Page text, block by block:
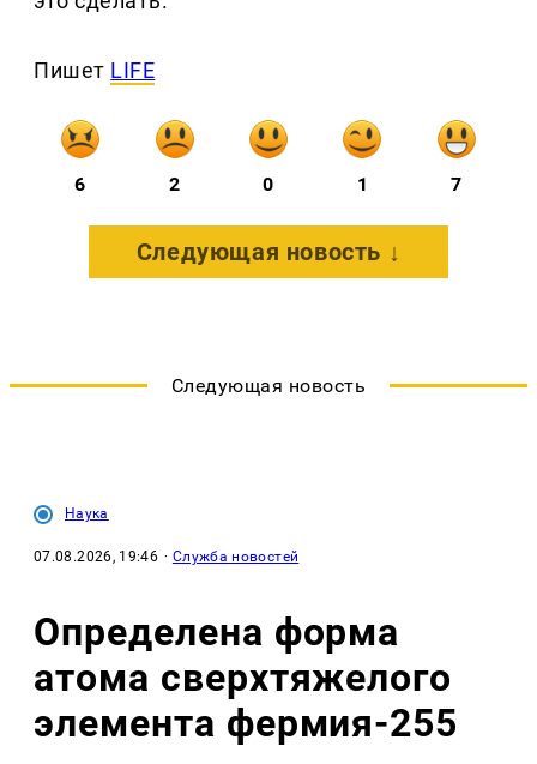
Пишет LIFE
6 2 0 1 7
Следующая новость ↓
Следующая новость
Наука
07.08.2026, 19:46 · Служба новостей
Определена форма
атома сверхтяжелого
элемента фермия-255